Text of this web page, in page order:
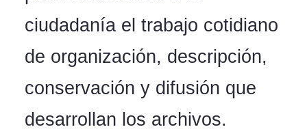
ciudadanía el trabajo cotidiano
de organización, descripción,
conservación y difusión que
desarrollan los archivos.